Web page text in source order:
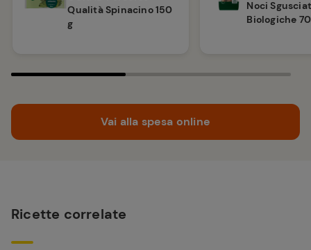
Qualità Spinacino 150
g
Noci
Biologiche
Vai alla spesa online
Ricette correlate